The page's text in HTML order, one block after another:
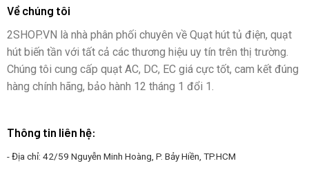
Về chúng tôi
2SHOP.VN là nhà phân phối chuyên về Quạt hút tủ điện, quạt
hút biến tần với tất cả các thương hiệu uy tín trên thị trường.
Chúng tôi cung cấp quạt AC, DC, EC giá cực tốt, cam kết đúng
hàng chính hãng, bảo hành 12 tháng 1 đổi 1.
Thông tin liên hệ:
- Địa chỉ: 42/59 Nguyễn Minh Hoàng, P. Bảy Hiền, TP.HCM